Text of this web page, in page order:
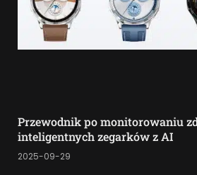
Przewodnik po monitorowaniu
inteligentnych zegarków z AI
2025-09-29